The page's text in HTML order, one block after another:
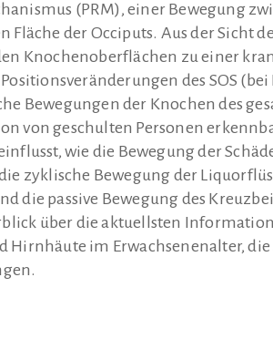
(PRM), einer Bewegung
Fläche der Occiputs. Aus der Sicht
Knochenoberflächen zu einer
des SOS
Bewegungen der Knochen des
von geschulten Personen
wie die Bewegung der
zyklische Bewegung der
die passive Bewegung des
über die aktuellsten
Hirnhäute im Erwachsenenalter,